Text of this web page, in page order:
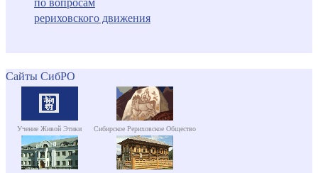
по вопросам
рериховского движения
Сайты СибРО
Учение Живой Этики Сибирское Рериховское Общество